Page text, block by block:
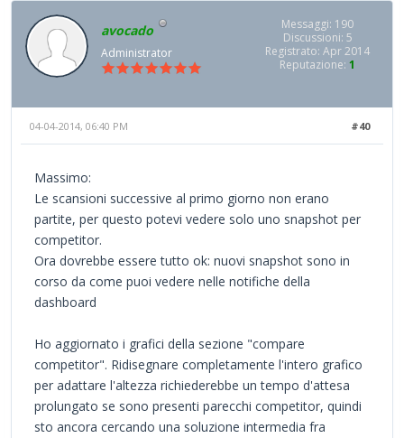
avocado
Administrator
Messaggi: 190
Discussioni: 5
Registrato: Apr 2014
Reputazione: 1
#40
04-04-2014, 06:40 PM
Massimo:
Le scansioni successive al primo giorno non erano
partite, per questo potevi vedere solo uno snapshot per
competitor.
Ora dovrebbe essere tutto ok: nuovi snapshot sono in
corso da come puoi vedere nelle notifiche della
dashboard
Ho aggiornato i grafici della sezione "compare
competitor". Ridisegnare completamente l'intero grafico
per adattare l'altezza richiederebbe un tempo d'attesa
prolungato se sono presenti parecchi competitor, quindi
sto ancora cercando una soluzione intermedia fra